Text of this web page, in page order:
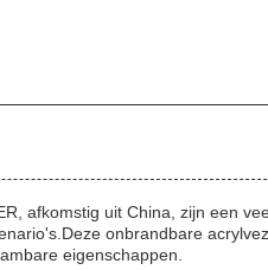
afkomstig uit China, zijn een
onbrandbare
eigenschappen.